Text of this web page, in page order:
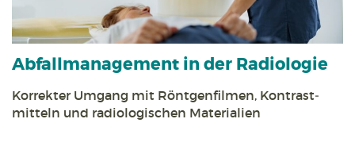
Abfall­management in der Radiologie
Korrekter Umgang mit Röntgen­filmen, Kontrast­
mitteln und radiologischen Materialien